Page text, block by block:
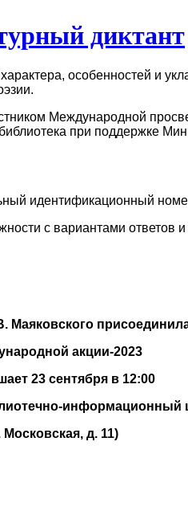
диктант
особенностей и
Международной
при поддержке
идентификационный
с вариантами ответов
Маяковского
акции-2023
23 сентября в 12:00
информационный
Московская, д. 11)